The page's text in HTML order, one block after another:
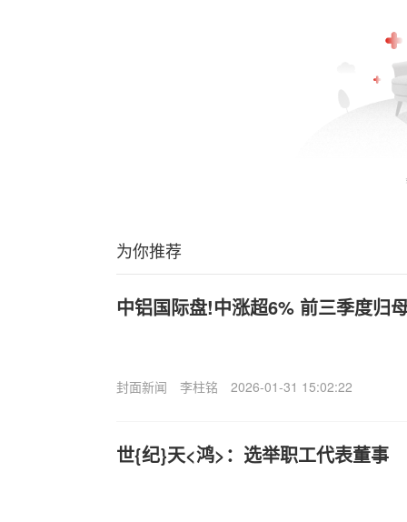
为你推荐
中铝国际盘!中涨超6% 前三季度归
封面新闻 李柱铭 2026-01-31 15:02:22
世{纪}天<鸿>：选举职工代表董事